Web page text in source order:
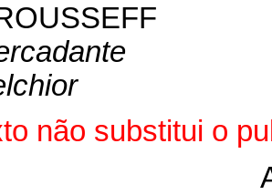
não substitui o